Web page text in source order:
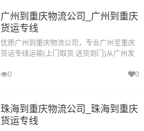
广州到重庆物流公司_广州到重庆
货运专线
优质广州到重庆物流公司，专业广州至重庆
货运专线运输(上门取货 送货到门)从广州发
州到重庆直达物流专线
0 0
珠海到重庆物流公司_珠海到重庆
货运专线